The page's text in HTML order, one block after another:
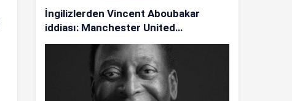
İngilizlerden Vincent Aboubakar
iddiası: Manchester United…